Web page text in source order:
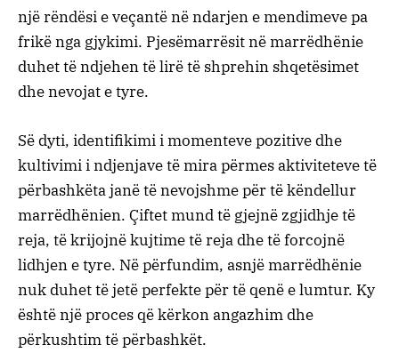
një rëndësi e veçantë në ndarjen e mendimeve pa
frikë nga gjykimi. Pjesëmarrësit në marrëdhënie
duhet të ndjehen të lirë të shprehin shqetësimet
dhe nevojat e tyre.
Së dyti, identifikimi i momenteve pozitive dhe
kultivimi i ndjenjave të mira përmes aktiviteteve të
përbashkëta janë të nevojshme për të këndellur
marrëdhënien. Çiftet mund të gjejnë zgjidhje të
reja, të krijojnë kujtime të reja dhe të forcojnë
lidhjen e tyre. Në përfundim, asnjë marrëdhënie
nuk duhet të jetë perfekte për të qenë e lumtur. Ky
është një proces që kërkon angazhim dhe
përkushtim të përbashkët.